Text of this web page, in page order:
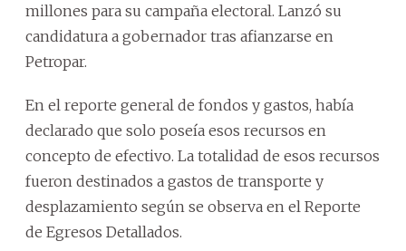
millones para su campaña electoral. Lanzó su
candidatura a gobernador tras afianzarse en
Petropar.
En el reporte general de fondos y gastos, había
declarado que solo poseía esos recursos en
concepto de efectivo. La totalidad de esos recursos
fueron destinados a gastos de transporte y
desplazamiento según se observa en el Reporte
de Egresos Detallados.